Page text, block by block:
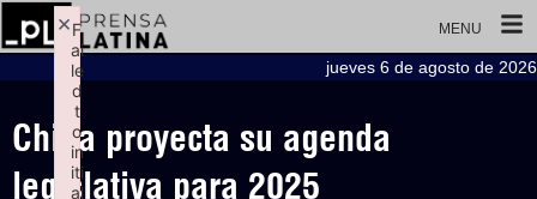
MENU
jueves 6 de agosto de 2026
China proyecta su agenda
legislativa para 2025
F
ai
le
d
t
o
in
iti
al
×